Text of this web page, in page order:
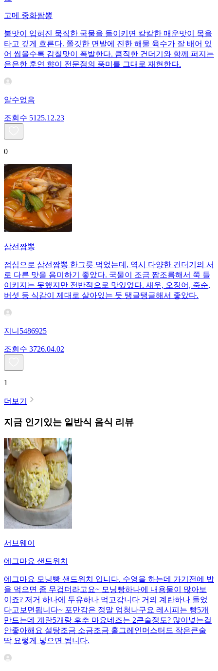
고메 중화짬뽕
불맛이 입혀진 묵직한 국물을 들이키면 칼칼한 매운맛이 목을
타고 깊게 흐른다. 쫄깃한 면발에 진한 해물 육수가 잘 배어 있
어 씹을수록 감칠맛이 폭발한다. 큼직한 건더기와 함께 퍼지는
은은한 훈연 향이 전문점의 풍미를 그대로 재현한다.
알수없음
조회수 51 25.12.23
0
삼선짬뽕
점심으로 삼선짬뽕 한그릇 먹었는데, 역시 다양한 건더기의 서
로 다른 맛을 음미하기 좋았다. 국물이 조금 짭조름해서 쭉 들
이키지는 못했지만 전반적으로 맛있었다. 새우, 오징어, 죽순,
버섯 등 식감이 제대로 살아있는 듯 탱글탱글해서 좋았다.
지니5486925
조회수 3726.04.02
1
더보기
지금 인기있는 일반식 음식 리뷰
서브웨이
에그마요 샌드위치
에그마요 모닝빵 샌드위치 입니다. 수영을 하는데 가기전에 밥
을 먹으면 좀 무겁더라고요~ 모닝빵하나에 내용물이 많아보
이죠? 저거 하나에 두유하나 먹고갑니다 거의 계란하나 들었
다고보면됩니다~ 포만감은 정말 엄청나구요 레시피는 빵5개
만드는데 계란5개랑 후추 마요네즈는 2큰술정도? 많이넣는걸
안좋아해요 설탕조금 소금조금 홀그레인머스터드 작은큰술
딱 요렇게 넣으면 됩니다.